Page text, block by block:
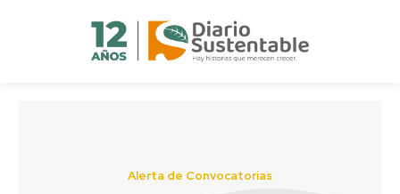
Alerta de Convocatorias